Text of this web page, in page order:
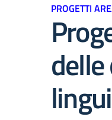
PROGETTI